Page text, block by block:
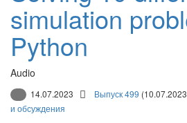
simulation
Python
Audio
14.07.2023 Выпуск 499
и обсуждения